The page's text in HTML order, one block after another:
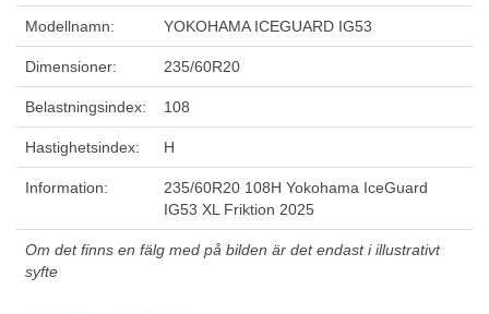
Modellnamn: YOKOHAMA ICEGUARD IG53
Dimensioner: 235/60R20
Belastningsindex: 108
Hastighetsindex: H
Information:
235/60R20 108H Yokohama IceGuard
IG53 XL Friktion 2025
Om det finns en fälg med på bilden är det endast i illustrativt
syfte